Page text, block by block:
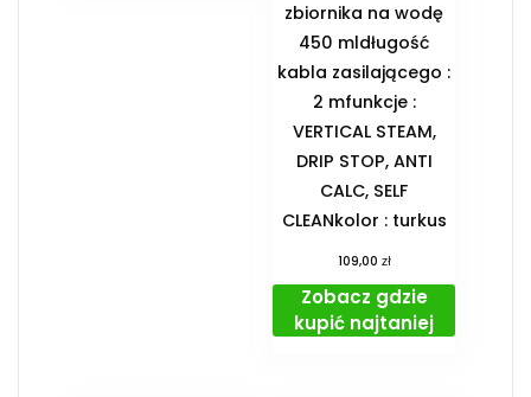
zbiornika na wodę
450 mldługość
kabla zasilającego :
2 mfunkcje :
VERTICAL STEAM,
DRIP STOP, ANTI
CALC, SELF
CLEANkolor : turkus
109,00 zł
Zobacz gdzie
kupić najtaniej